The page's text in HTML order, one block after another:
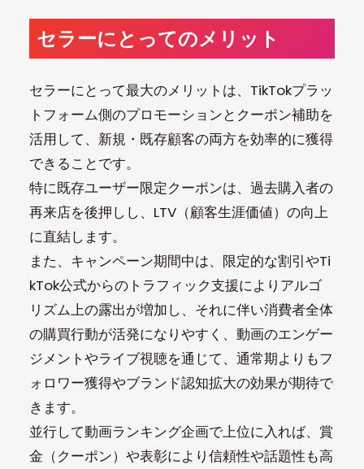
セラーにとってのメリット
セラーにとって最大のメリットは、TikTokプラッ
トフォーム側のプロモーションとクーポン補助を
活用して、新規・既存顧客の両方を効率的に獲得
できることです。
特に既存ユーザー限定クーポンは、過去購入者の
再来店を後押しし、LTV（顧客生涯価値）の向上
に直結します。
また、キャンペーン期間中は、限定的な割引やTi
kTok公式からのトラフィック支援によりアルゴ
リズム上の露出が増加し、それに伴い消費者全体
の購買行動が活発になりやすく、動画のエンゲー
ジメントやライブ視聴を通じて、通常期よりもフ
ォロワー獲得やブランド認知拡大の効果が期待で
きます。
並行して動画ランキング企画で上位に入れば、賞
金（クーポン）や表彰により信頼性や話題性も高